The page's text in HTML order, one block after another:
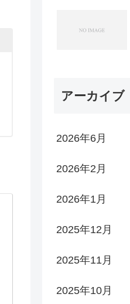
アーカイブ
2026年6月
2026年2月
2026年1月
2025年12月
2025年11月
2025年10月